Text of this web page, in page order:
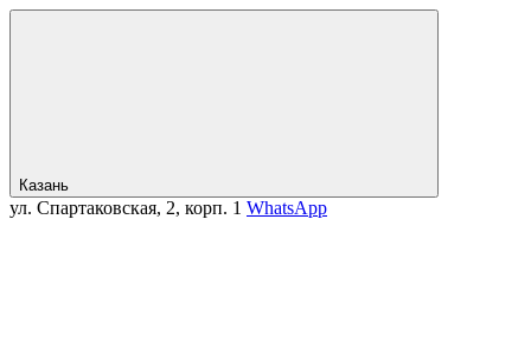
Казань
ул. Спартаковская, 2, корп. 1 WhatsApp